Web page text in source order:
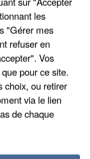
DÉROBÉES À
les
"Gérer mes
refuser en
Vos
pour ce site.
choix, ou retirer
via le lien
de chaque